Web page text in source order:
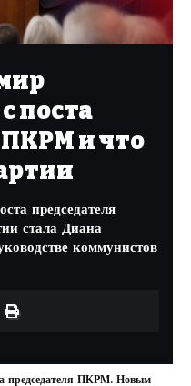
поста
и что
председателя
стала Диана
коммунистов
председателя ПКРМ. Новым